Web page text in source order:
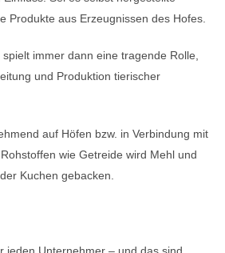
Produkte aus Erzeugnissen des Hofes.
immer dann eine tragende Rolle,
und Produktion tierischer
auf Höfen bzw. in Verbindung mit
wie Getreide wird Mehl und
Kuchen gebacken.